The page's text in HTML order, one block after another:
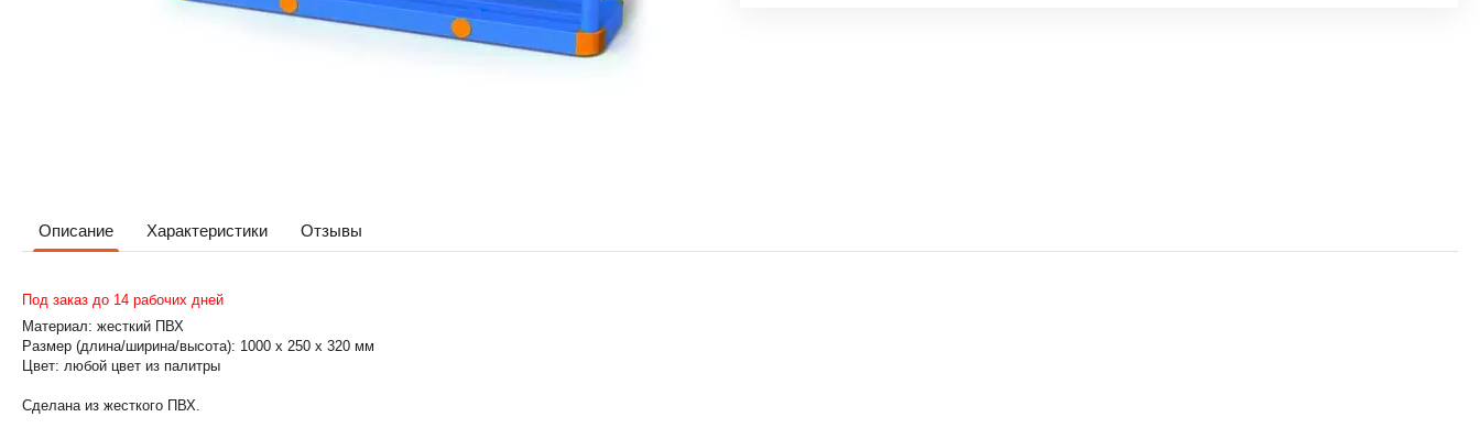
Описание Характеристики Отзывы
Под заказ до 14 рабочих дней
Материал: жесткий ПВХ
Размер (длина/ширина/высота): 1000 х 250 х 320 мм
Цвет: любой цвет из палитры
Сделана из жесткого ПВХ.